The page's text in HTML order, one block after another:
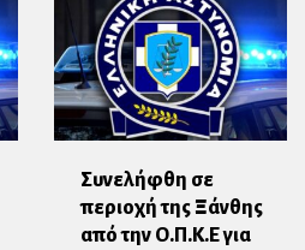
Συνελήφθη σε
περιοχή της Ξάνθης
από την Ο.Π.Κ.Ε για